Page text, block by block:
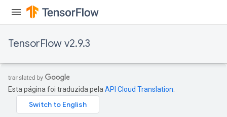
TensorFlow v2.9.3
Esta página foi traduzida pela API Cloud Translation